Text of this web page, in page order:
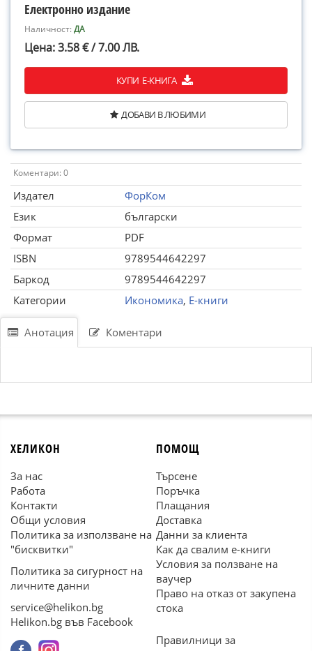
Електронно издание
Наличност:ДА
Цена: 3.58 € / 7.00 ЛВ.
КУПИ Е-КНИГА
ДОБАВИ В ЛЮБИМИ
Коментари: 0
Издател
ФорКом
Език
български
Формат
PDF
ISBN
9789544642297
Баркод
9789544642297
Категории
Икономика, Е-книги
Анотация Коментари
ХЕЛИКОН
За нас
Работа
Контакти
Общи условия
Политика за използване на
"бисквитки"
Политика за сигурност на
личните данни
service@helikon.bg
Helikon.bg във Facebook
ПОМОЩ
Търсене
Поръчка
Плащания
Доставка
Данни за клиента
Как да свалим е-книги
Условия за ползване на
ваучер
Право на отказ от закупена
стока
Правилници за